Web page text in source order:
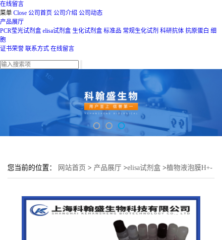
在线留言
菜单 Close 公司首页 公司介绍 公司动态
产品展厅
PCR莹光试剂盒 elisa试剂盒 生化试剂盒 标准品 常规生化试剂 科研抗体 抗原蛋白 细
胞
证书荣誉 联系方式 在线留言
您当前的位置： 网站首页 > 产品展厅 >elisa试剂盒 >植物液泡膜H+-